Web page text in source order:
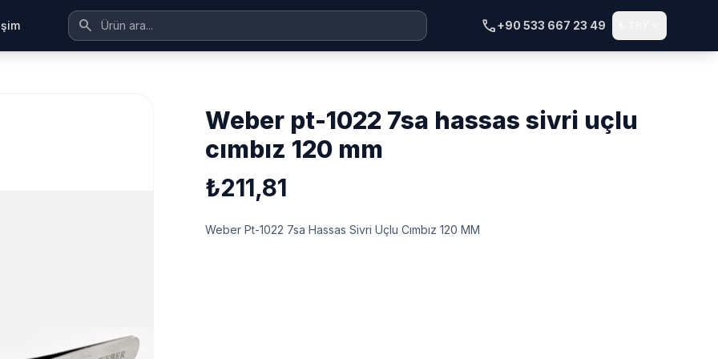
search call+90 533 667 23 49
weber pt-1022 7sa hassas sivri uçlu
cımbız 120 mm
₺211,81
Weber Pt-1022 7sa Hassas Sivri Uçlu Cımbız 120 MM